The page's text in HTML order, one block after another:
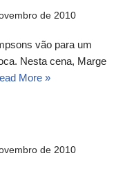
de 2010
vão para um
Nesta cena, Marge
More »
de 2010